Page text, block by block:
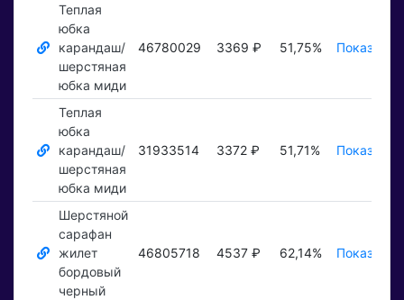
Теплая
юбка
карандаш/
шерстяная
юбка миди
46780029 3369 ₽ 51,75% Показать
Теплая
юбка
карандаш/
шерстяная
юбка миди
31933514 3372 ₽ 51,71% Показать
Шерстяной
сарафан
жилет
бордовый
черный
46805718 4537 ₽ 62,14% Показать